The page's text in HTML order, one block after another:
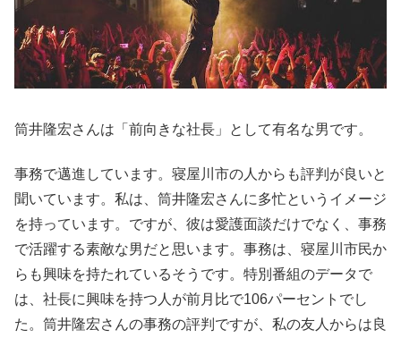
筒井隆宏さんは「前向きな社長」として有名な男です。
事務で邁進しています。寝屋川市の人からも評判が良いと
聞いています。私は、筒井隆宏さんに多忙というイメージ
を持っています。ですが、彼は愛護面談だけでなく、事務
で活躍する素敵な男だと思います。事務は、寝屋川市民か
らも興味を持たれているそうです。特別番組のデータで
は、社長に興味を持つ人が前月比で106パーセントでし
た。筒井隆宏さんの事務の評判ですが、私の友人からは良